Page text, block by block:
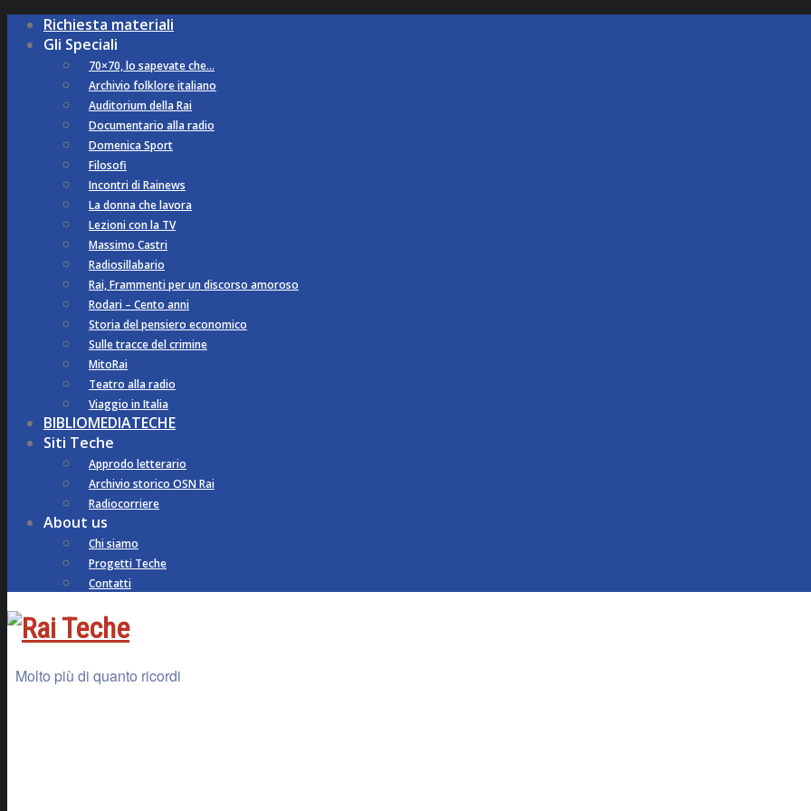
Richiesta materiali
Gli Speciali
70×70, lo sapevate che…
Archivio folklore italiano
Auditorium della Rai
Documentario alla radio
Domenica Sport
Filosofi
Incontri di Rainews
La donna che lavora
Lezioni con la TV
Massimo Castri
Radiosillabario
Rai, Frammenti per un discorso amoroso
Rodari – Cento anni
Storia del pensiero economico
Sulle tracce del crimine
MitoRai
Teatro alla radio
Viaggio in Italia
BIBLIOMEDIATECHE
Siti Teche
Approdo letterario
Archivio storico OSN Rai
Radiocorriere
About us
Chi siamo
Progetti Teche
Contatti
Molto più di quanto ricordi